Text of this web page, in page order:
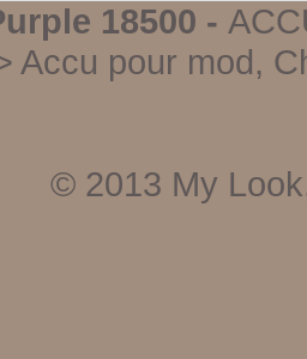
18500 -
Accu pour mod,
© 2013 My Look